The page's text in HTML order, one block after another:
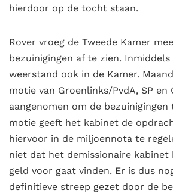
hierdoor op de tocht staan.
Rover vroeg de Tweede Kamer
bezuinigingen af te zien.
weerstand ook in de Kamer.
motie van Groenlinks/PvdA, SP en
aangenomen om de bezuinigingen
motie geeft het kabinet de
hiervoor in de miljoennota te
niet dat het demissionaire kabinet
geld voor gaat vinden. Er is dus
definitieve streep gezet door de